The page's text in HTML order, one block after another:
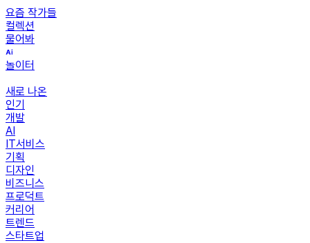
요즘 작가들
컬렉션
물어봐
놀이터
새로 나온
인기
개발
AI
IT서비스
기획
디자인
비즈니스
프로덕트
커리어
트렌드
스타트업